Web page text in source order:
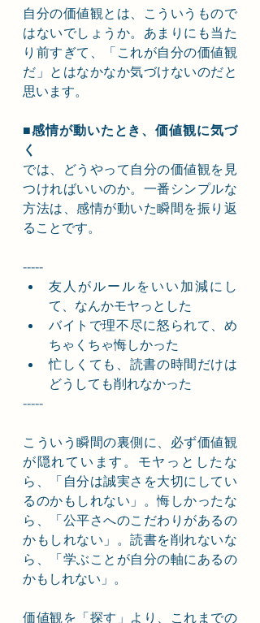
自分の価値観とは、こういうもので
はないでしょうか。あまりにも当た
り前すぎて、「これが自分の価値観
だ」とはなかなか気づけないのだと
思います。
■感情が動いたとき、価値観に気づ
く
では、どうやって自分の価値観を見
つければいいのか。一番シンプルな
方法は、感情が動いた瞬間を振り返
ることです。
-----
友人がルールをいい加減にし
て、なんかモヤっとした
バイトで理不尽に怒られて、め
ちゃくちゃ悔しかった
忙しくても、読書の時間だけは
どうしても削れなかった
-----
こういう瞬間の裏側に、必ず価値観
が隠れています。モヤっとしたな
ら、「自分は誠実さを大切にしてい
るのかもしれない」。悔しかったな
ら、「公平さへのこだわりがあるの
かもしれない」。読書を削れないな
ら、「学ぶことが自分の軸にあるの
かもしれない」。
価値観を「探す」より、これまでの